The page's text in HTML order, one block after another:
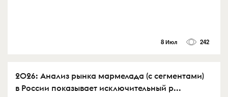
8 Июл 242
2026: Анализ рынка мармелада (с сегментами)
в России показывает исключительный р...